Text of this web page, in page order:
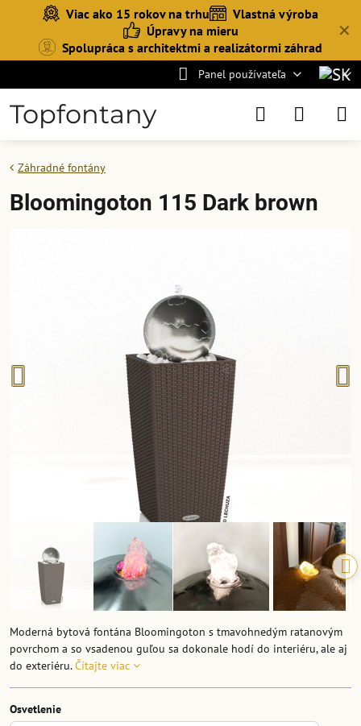
✕
Viac ako 15 rokov na trhu
Vlastná výroba
Úpravy na mieru
Spolupráca s architektmi a realizátormi záhrad
Panel používateľa
Topfontany
Záhradné fontány
Bloomingoton 115 Dark brown
Moderná bytová fontána Bloomingoton s tmavohnedým ratanovým
povrchom a so vsadenou guľou sa dokonale hodí do interiéru, ale aj
do exteriéru.Čítajte viac
Osvetlenie